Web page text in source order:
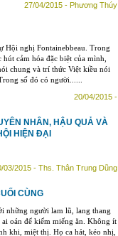
27/04/2015 - Phương Thúy
Hội nghị Fontainebbeau. Trong
cảm hóa đặc biệt của mình,
chung và trí thức Việt kiều nói
số đó có người......
20/04/2015 -
NHÂN, HẬU QUẢ VÀ
HIỆN ĐẠI
03/2015 - Ths. Thân Trung Dũng
CÙNG
những người lam lũ, lang thang
oán để kiếm miếng ăn. Không ít
khi, miệt thị. Họ ca hát, kéo nhị,